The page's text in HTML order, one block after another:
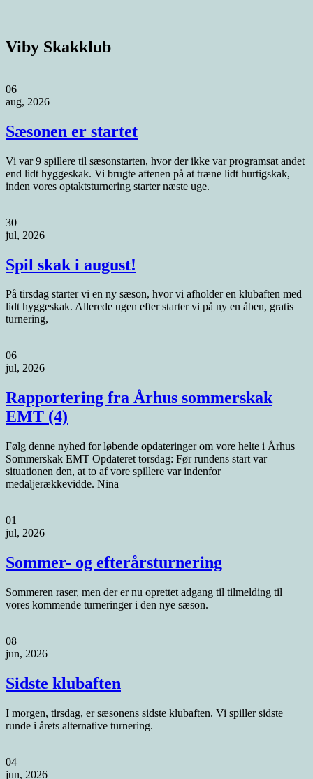
Viby Skakklub
06
aug, 2026
Sæsonen er startet
Vi var 9 spillere til sæsonstarten, hvor der ikke var programsat andet
end lidt hyggeskak. Vi brugte aftenen på at træne lidt hurtigskak,
inden vores optaktsturnering starter næste uge.
30
jul, 2026
Spil skak i august!
På tirsdag starter vi en ny sæson, hvor vi afholder en klubaften med
lidt hyggeskak. Allerede ugen efter starter vi på ny en åben, gratis
turnering,
06
jul, 2026
Rapportering fra Århus sommerskak
EMT (4)
Følg denne nyhed for løbende opdateringer om vore helte i Århus
Sommerskak EMT Opdateret torsdag: Før rundens start var
situationen den, at to af vore spillere var indenfor
medaljerækkevidde. Nina
01
jul, 2026
Sommer- og efterårsturnering
Sommeren raser, men der er nu oprettet adgang til tilmelding til
vores kommende turneringer i den nye sæson.
08
jun, 2026
Sidste klubaften
I morgen, tirsdag, er sæsonens sidste klubaften. Vi spiller sidste
runde i årets alternative turnering.
04
jun, 2026